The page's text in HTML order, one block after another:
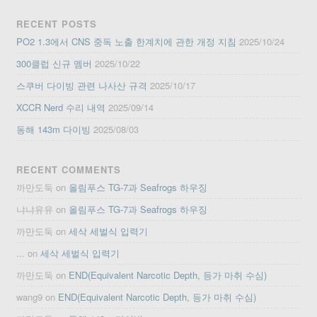
RECENT POSTS
PO2 1.3에서 CNS 중독 노출 한계치에 관한 개정 지침 2025/10/24
300클럽 신규 멤버 2025/10/22
스쿠버 다이빙 관련 나사산 규격 2025/10/17
XCCR Nerd 수리 내역 2025/09/14
동해 143m 다이빙 2025/08/03
RECENT COMMENTS
까만도둑 on 올림푸스 TG-7과 Seafrogs 하우징
냐냐유유 on 올림푸스 TG-7과 Seafrogs 하우징
까만도둑 on세삭 세벌식 입력기
... on세삭 세벌식 입력기
까만도둑 on END(Equivalent Narcotic Depth, 등가 마취 수심)
wang9 on END(Equivalent Narcotic Depth, 등가 마취 수심)